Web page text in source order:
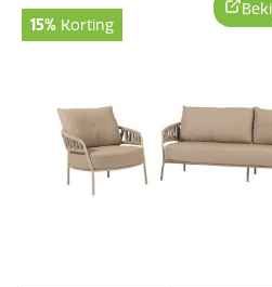
15% Korting